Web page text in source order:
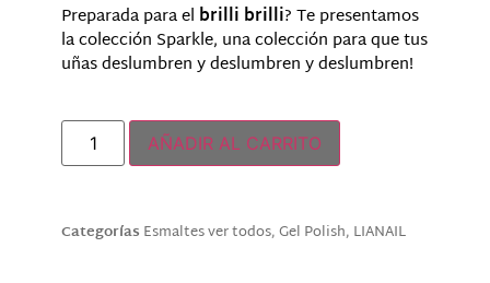
Preparada para el brilli brilli? Te presentamos
la colección Sparkle, una colección para que tus
uñas deslumbren y deslumbren y deslumbren!
AÑADIR AL CARRITO
Categorías Esmaltes ver todos,Gel Polish, LIANAIL